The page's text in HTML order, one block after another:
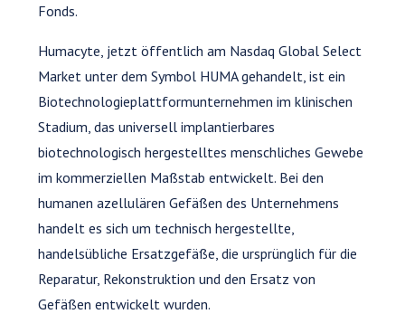
Fonds.
Humacyte, jetzt öffentlich am Nasdaq Global Select
Market unter dem Symbol HUMA gehandelt, ist ein
Biotechnologieplattformunternehmen im klinischen
Stadium, das universell implantierbares
biotechnologisch hergestelltes menschliches Gewebe
im kommerziellen Maßstab entwickelt. Bei den
humanen azellulären Gefäßen des Unternehmens
handelt es sich um technisch hergestellte,
handelsübliche Ersatzgefäße, die ursprünglich für die
Reparatur, Rekonstruktion und den Ersatz von
Gefäßen entwickelt wurden.